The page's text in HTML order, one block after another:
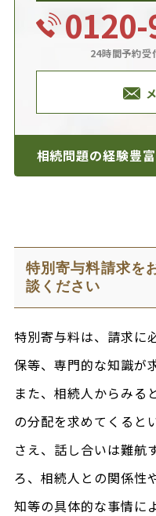
24時間予約受
相続問題の経験豊
特別寄与料請求を
談ください
特別寄与料は、請求に
保等、専門的な知識が
また、相続人からみる
の分配を求めてくると
さえ、話し合いは難航
ろ、相続人との関係性
知等の具体的な事情に